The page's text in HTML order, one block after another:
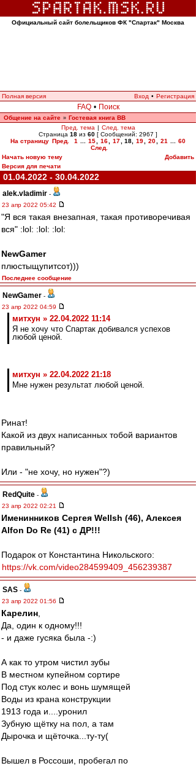
Официальный сайт болельщиков ФК "Спартак" Москва
Полная версия Вход • Регистрация
FAQ • Поиск
Общение на сайте » Гостевая книга ВВ
Пред. тема | След. тема
Страница 18 из 60 [ Сообщений: 2967 ]
На страницу Пред. 1 15 16 17 18 19 20 21
60
След.
Начать новую тему
Добавить
Версия для печати
01.04.2022 - 30.04.2022
alek.vladimir -
23 апр 2022 05:42
"Я вся такая внезапная, такая противоречивая
вся" :lol: :lol: :lol:
NewGamer
плюстыщупитсот)))
Последнее сообщение
NewGamer -
23 апр 2022 04:59
митхун » 22.04.2022 11:14
Я не хочу что Спартак добивался успехов
любой ценой.
митхун » 22.04.2022 21:18
Мне нужен результат любой ценой.
Ринат!
Какой из двух написанных тобой вариантов
правильный?
Или - "не хочу, но нужен"?)
RedQuite -
23 апр 2022 02:21
Именинников Сергея Wellsh (46), Алексея
Alfon Do Re (41) с ДР!!!
Подарок от Константина Никольского:
https://vk.com/video284599409_456239387
SAS -
23 апр 2022 01:56
Карелин
Да, один к одному!!!
- и даже гусяка была -:)
А как то утром чистил зубы
В местном купейном сортире
Под стук колес и вонь шумящей
Воды из крана конструкции
1913 года и....уронил
Зубную щётку на пол, а там
Дырочка и щёточка...ту-ту(
Вышел в Россоши, пробегал по